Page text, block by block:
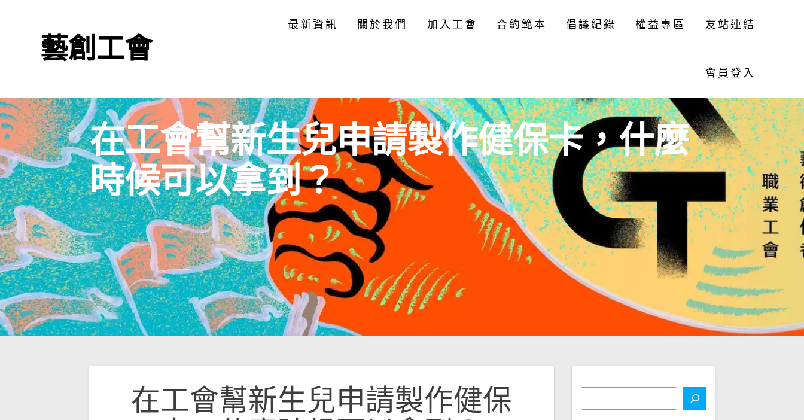
藝創工會
最新資訊 關於我們 加入工會 合約範本 倡議紀錄 權益專區 友站連結
會員登入
在工會幫新生兒申請製作健保卡，什麼
時候可以拿到？
在工會幫新生兒申請製作健保